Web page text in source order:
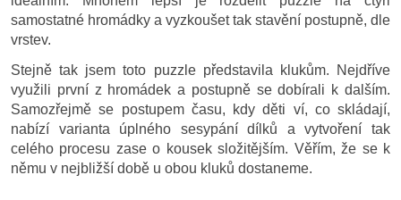
samostatné hromádky a vyzkoušet tak stavění postupně, dle
vrstev.
Stejně tak jsem toto puzzle představila klukům. Nejdříve
využili první z hromádek a postupně se dobírali k dalším.
Samozřejmě se postupem času, kdy děti ví, co skládají,
nabízí varianta úplného sesypání dílků a vytvoření tak
celého procesu zase o kousek složitějším. Věřím, že se k
němu v nejbližší době u obou kluků dostaneme.